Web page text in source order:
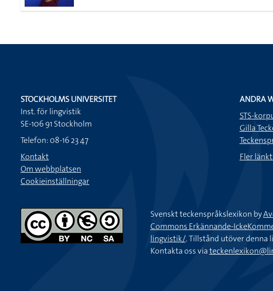
STOCKHOLMS UNIVERSITET
Inst. för lingvistik
SE-106 91 Stockholm
Telefon: 08-16 23 47
Kontakt
Om webbplatsen
Cookieinställningar
ANDRA
STS-
Gilla
Fler
Svenskt teckenspråkslexikon by
Commons Erkännande-
lingvistik/. Tillstånd utöver denna
Kontakta oss via